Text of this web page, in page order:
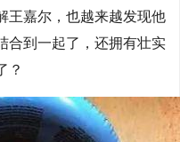
王嘉尔，也越来越发现他
合到一起了，还拥有壮实
？